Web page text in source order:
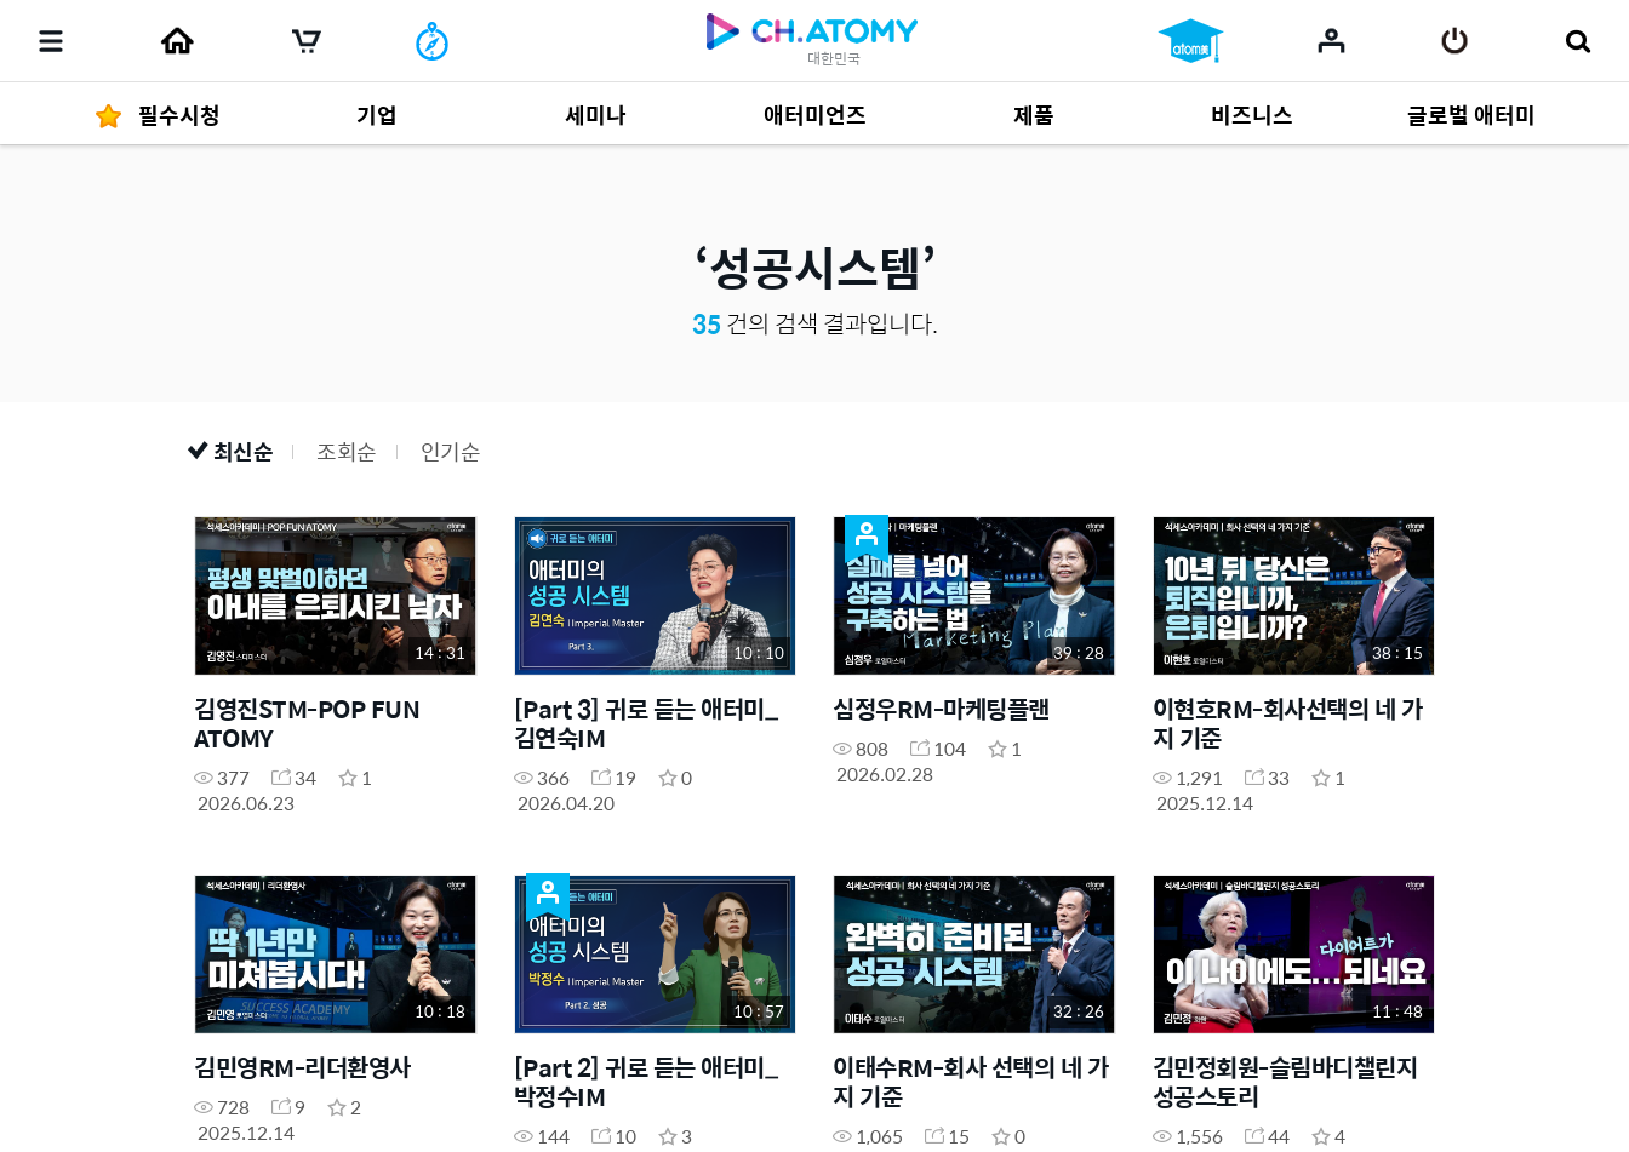
대한민국
필수시청 기업 세미나 애터미언즈 제품
제품 자료684
비즈니스
사업 자료165
글로벌 애터미
성공시스템
35건의 검색 결과입니다.
최신순 조회순 인기순
14 : 31
김영진STM-POP FUN
ATOMY
377 34
1
2026.06.23
10 : 10
[Part 3] 귀로 듣는 애터미_
김연숙IM
366 19
0
2026.04.20
39 : 28
심정우RM-마케팅플랜
808 104
1
2026.02.28
38 : 15
이현호RM-회사선택의 네 가
지 기준
1,291 33
1
2025.12.14
10 : 18
김민영RM-리더환영사
728 9
2
2025.12.14
10 : 57
[Part 2] 귀로 듣는 애터미_
박정수IM
144 10
3
32 : 26
이태수RM-회사 선택의 네 가
지 기준
1,065 15
0
11 : 48
김민정회원-슬림바디챌린지
성공스토리
1,556 44
4